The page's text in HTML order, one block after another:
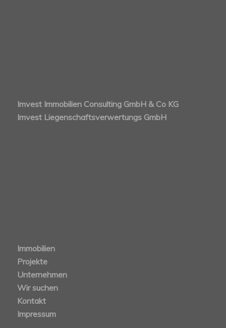
Imvest Immobilien Consulting GmbH & Co KG
Imvest Liegenschaftsverwertungs GmbH
Immobilien
Projekte
Unternehmen
Wir suchen
Kontakt
Impressum